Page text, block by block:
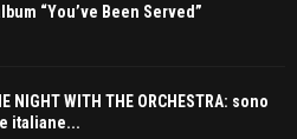
“You’ve Been Served”
NIGHT WITH THE ORCHESTRA: sono
italiane...